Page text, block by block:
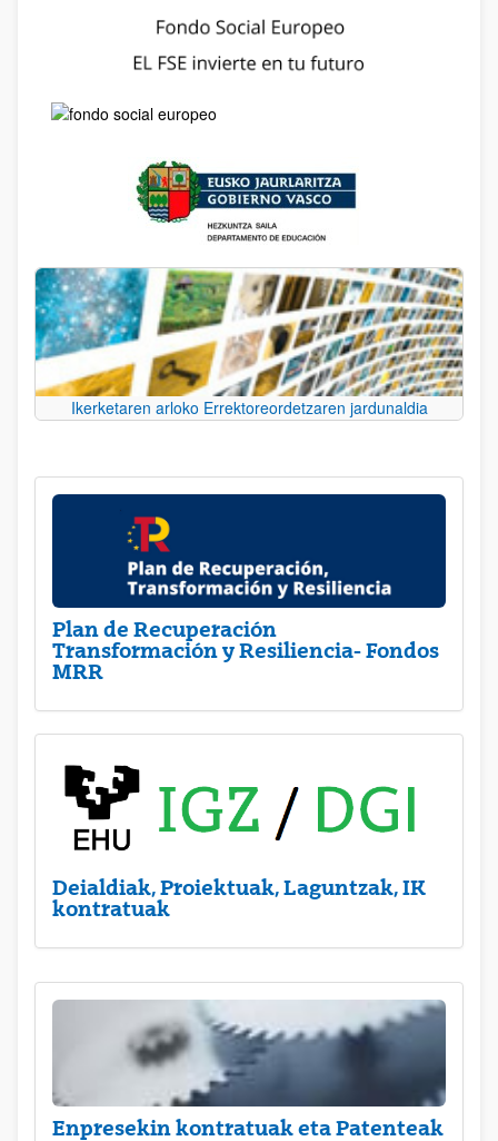
Ikerketaren arloko Errektoreordetzaren jardunaldia
Plan de Recuperación
Transformación y Resiliencia- Fondos
MRR
Deialdiak, Proiektuak, Laguntzak, IK
kontratuak
Enpresekin kontratuak eta Patenteak